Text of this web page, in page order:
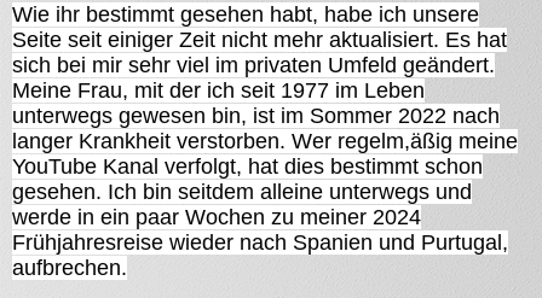
Wie ihr bestimmt gesehen habt, habe ich unsere
Seite seit einiger Zeit nicht mehr aktualisiert. Es hat
sich bei mir sehr viel im privaten Umfeld geändert.
Meine Frau, mit der ich seit 1977 im Leben
unterwegs gewesen bin, ist im Sommer 2022 nach
langer Krankheit verstorben. Wer regelm,äßig meine
YouTube Kanal verfolgt, hat dies bestimmt schon
gesehen. Ich bin seitdem alleine unterwegs und
werde in ein paar Wochen zu meiner 2024
Frühjahresreise wieder nach Spanien und Purtugal,
aufbrechen.